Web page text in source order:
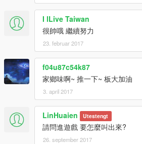
I lLive Taiwan
很帥哦 繼續努力
23. februar 2017
f04u87c54k87
家鄉味啊~ 推一下~ 板大加油
3. april 2017
LinHuaien Utestengt
請問進遊戲 要怎麼叫出來?
26. september 2017